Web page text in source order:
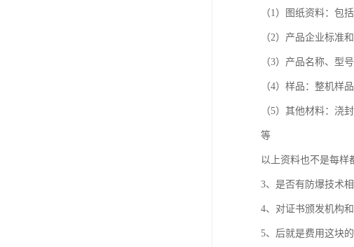
（1）图纸资料：包
（2）产品企业标准
（3）产品名称、型
（4）样品：整机样
（5）其他材料：浇
等
以上资料也不是每样
3、是否有防爆技术
4、对证书颁发机构
5、后就是费用这块